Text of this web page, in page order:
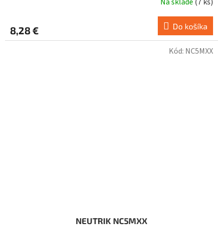
8,28 € Do košíka
NEUTRIK NC5MXX
Kód: NC5MXX